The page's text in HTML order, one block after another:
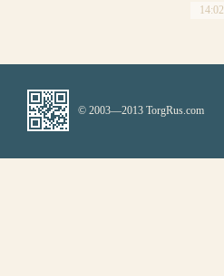
14:02
© 2003—2013 TorgRus.com